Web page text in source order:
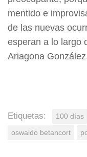
mentido e
de las nuevas
esperan a lo largo
Ariagona
Etiquetas: 100 días
oswaldo betancort